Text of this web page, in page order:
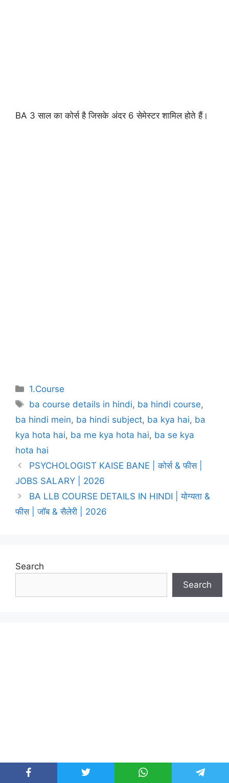
BA 3 साल का कोर्स है जिसके अंदर 6 सेमेस्टर शामिल होते हैं।
Categories
1.Course
Tags
ba course details in hindi, ba hindi course,
ba hindi mein, ba hindi subject, ba kya hai, ba
kya hota hai, ba me kya hota hai, ba se kya
hota hai
Post
navigation
PSYCHOLOGIST KAISE BANE | कोर्स & फीस |
JOBS SALARY | 2026
BA LLB COURSE DETAILS IN HINDI | योग्यता &
फीस | जॉब & सैलेरी | 2026
Search
Search